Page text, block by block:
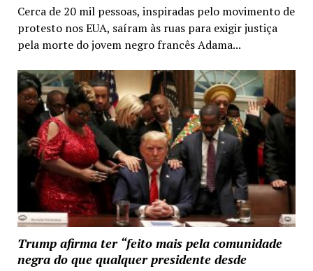
Cerca de 20 mil pessoas, inspiradas pelo movimento de
protesto nos EUA, saíram às ruas para exigir justiça
pela morte do jovem negro francês Adama...
Trump afirma ter “feito mais pela comunidade
negra do que qualquer presidente desde